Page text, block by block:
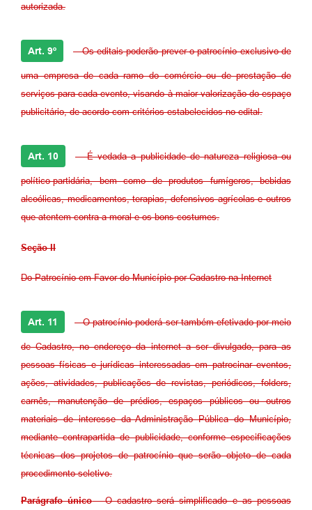
autorizada.
Art. 9º - Os editais poderão prever o patrocínio exclusivo de
uma empresa de cada ramo do comércio ou de prestação de
serviços para cada evento, visando à maior valorização do espaço
publicitário, de acordo com critérios estabelecidos no edital.
Art. 10 - É vedada a publicidade de natureza religiosa ou
político-partidária, bem como de produtos fumígeros, bebidas
alcoólicas, medicamentos, terapias, defensivos agrícolas e outros
que atentem contra a moral e os bons costumes.
Seção II
Do Patrocínio em Favor do Município por Cadastro na Internet
Art. 11 - O patrocínio poderá ser também efetivado por meio
de Cadastro, no endereço da internet a ser divulgado, para as
pessoas físicas e jurídicas interessadas em patrocinar eventos,
ações, atividades, publicações de revistas, periódicos, folders,
carnês, manutenção de prédios, espaços públicos ou outros
materiais de interesse da Administração Pública do Município,
mediante contrapartida de publicidade, conforme especificações
técnicas dos projetos de patrocínio que serão objeto de cada
procedimento seletivo.
Parágrafo único- O cadastro será simplificado e as pessoas